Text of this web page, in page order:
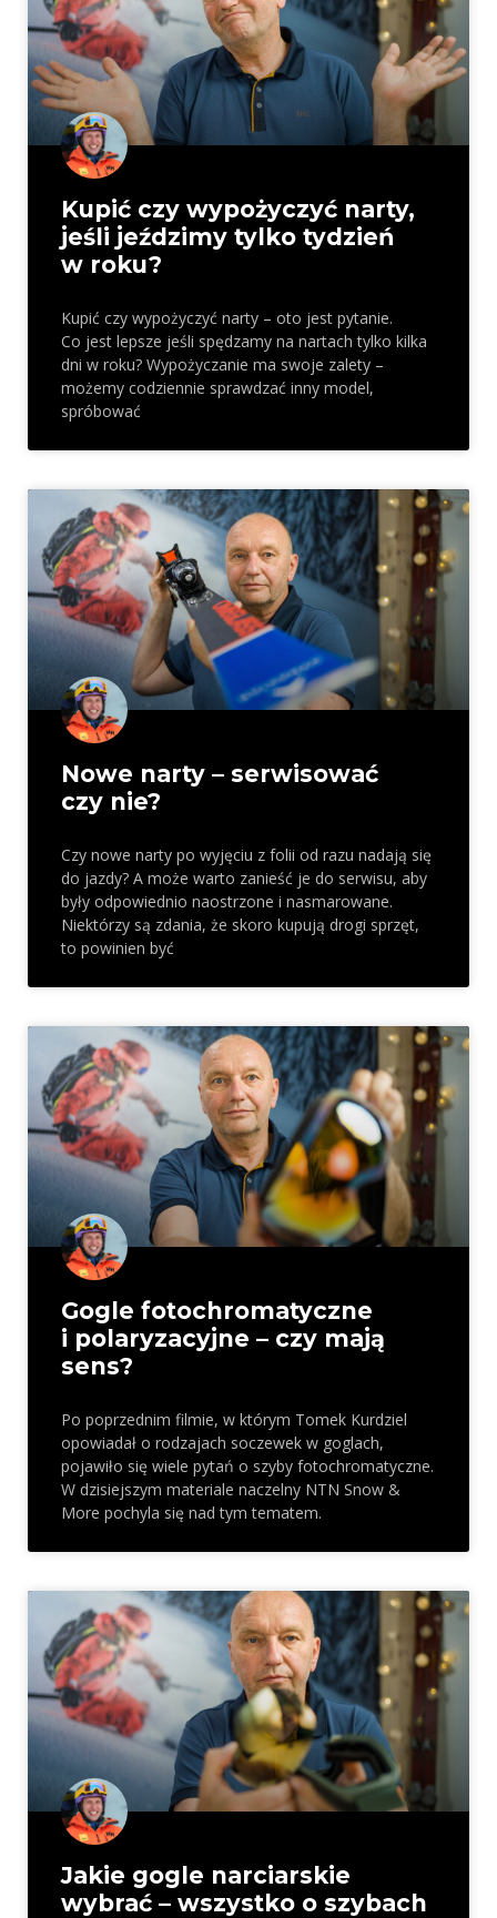
Kupić czy wypożyczyć narty,
jeśli jeździmy tylko tydzień
w roku?
Kupić czy wypożyczyć narty – oto jest pytanie.
Co jest lepsze jeśli spędzamy na nartach tylko kilka
dni w roku? Wypożyczanie ma swoje zalety –
możemy codziennie sprawdzać inny model,
spróbować
Nowe narty – serwisować
czy nie?
Czy nowe narty po wyjęciu z folii od razu nadają się
do jazdy? A może warto zanieść je do serwisu, aby
były odpowiednio naostrzone i nasmarowane.
Niektórzy są zdania, że skoro kupują drogi sprzęt,
to powinien być
Gogle fotochromatyczne
i polaryzacyjne – czy mają
sens?
Po poprzednim filmie, w którym Tomek Kurdziel
opowiadał o rodzajach soczewek w goglach,
pojawiło się wiele pytań o szyby fotochromatyczne.
W dzisiejszym materiale naczelny NTN Snow &
More pochyla się nad tym tematem.
Jakie gogle narciarskie
wybrać – wszystko o szybach